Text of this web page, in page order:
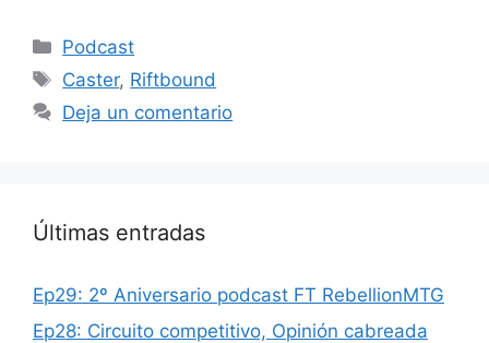
Categorías
Podcast
Etiquetas
Caster, Riftbound
Deja un comentario
Últimas entradas
Ep29: 2º Aniversario podcast FT RebellionMTG
Ep28: Circuito competitivo, Opinión cabreada